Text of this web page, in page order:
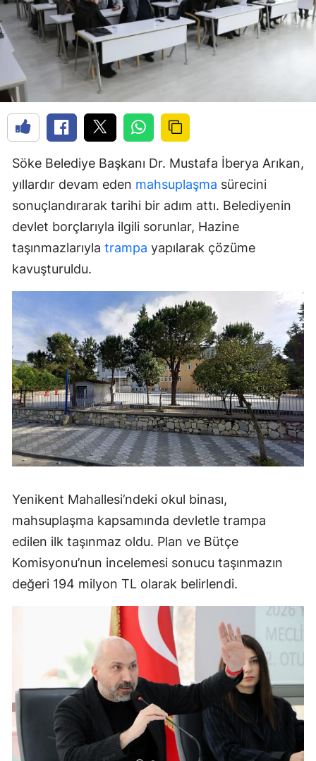
Söke Belediye Başkanı Dr. Mustafa İberya Arıkan,
yıllardır devam eden mahsuplaşma sürecini
sonuçlandırarak tarihi bir adım attı. Belediyenin
devlet borçlarıyla ilgili sorunlar, Hazine
taşınmazlarıyla trampa yapılarak çözüme
kavuşturuldu.
Yenikent Mahallesi’ndeki okul binası,
mahsuplaşma kapsamında devletle trampa
edilen ilk taşınmaz oldu. Plan ve Bütçe
Komisyonu’nun incelemesi sonucu taşınmazın
değeri 194 milyon TL olarak belirlendi.